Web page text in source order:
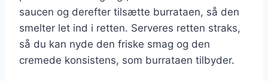
saucen og derefter tilsætte burrataen, så den
smelter let ind i retten. Serveres retten straks,
så du kan nyde den friske smag og den
cremede konsistens, som burrataen tilbyder.